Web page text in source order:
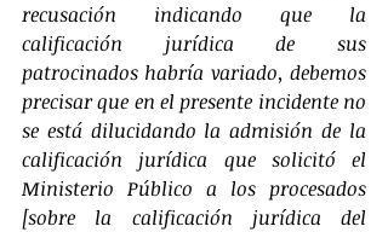
recusación indicando que la
calificación jurídica de sus
patrocinados habría variado, debemos
precisar que en el presente incidente no
se está dilucidando la admisión de la
calificación jurídica que solicitó el
Ministerio Público a los procesados
[sobre la calificación jurídica del